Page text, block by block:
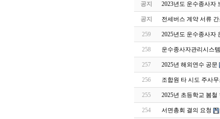
공지 2023년도 운수종사자
공지 전세버스 계약 서류
259 2025년도 운수종사자
258 운수종사자관리시스
257 2025년 해외연수 공문
256 조합원 타 시도 주사
255 2025년 초등학교 봄
254 서면총회 결의 요청